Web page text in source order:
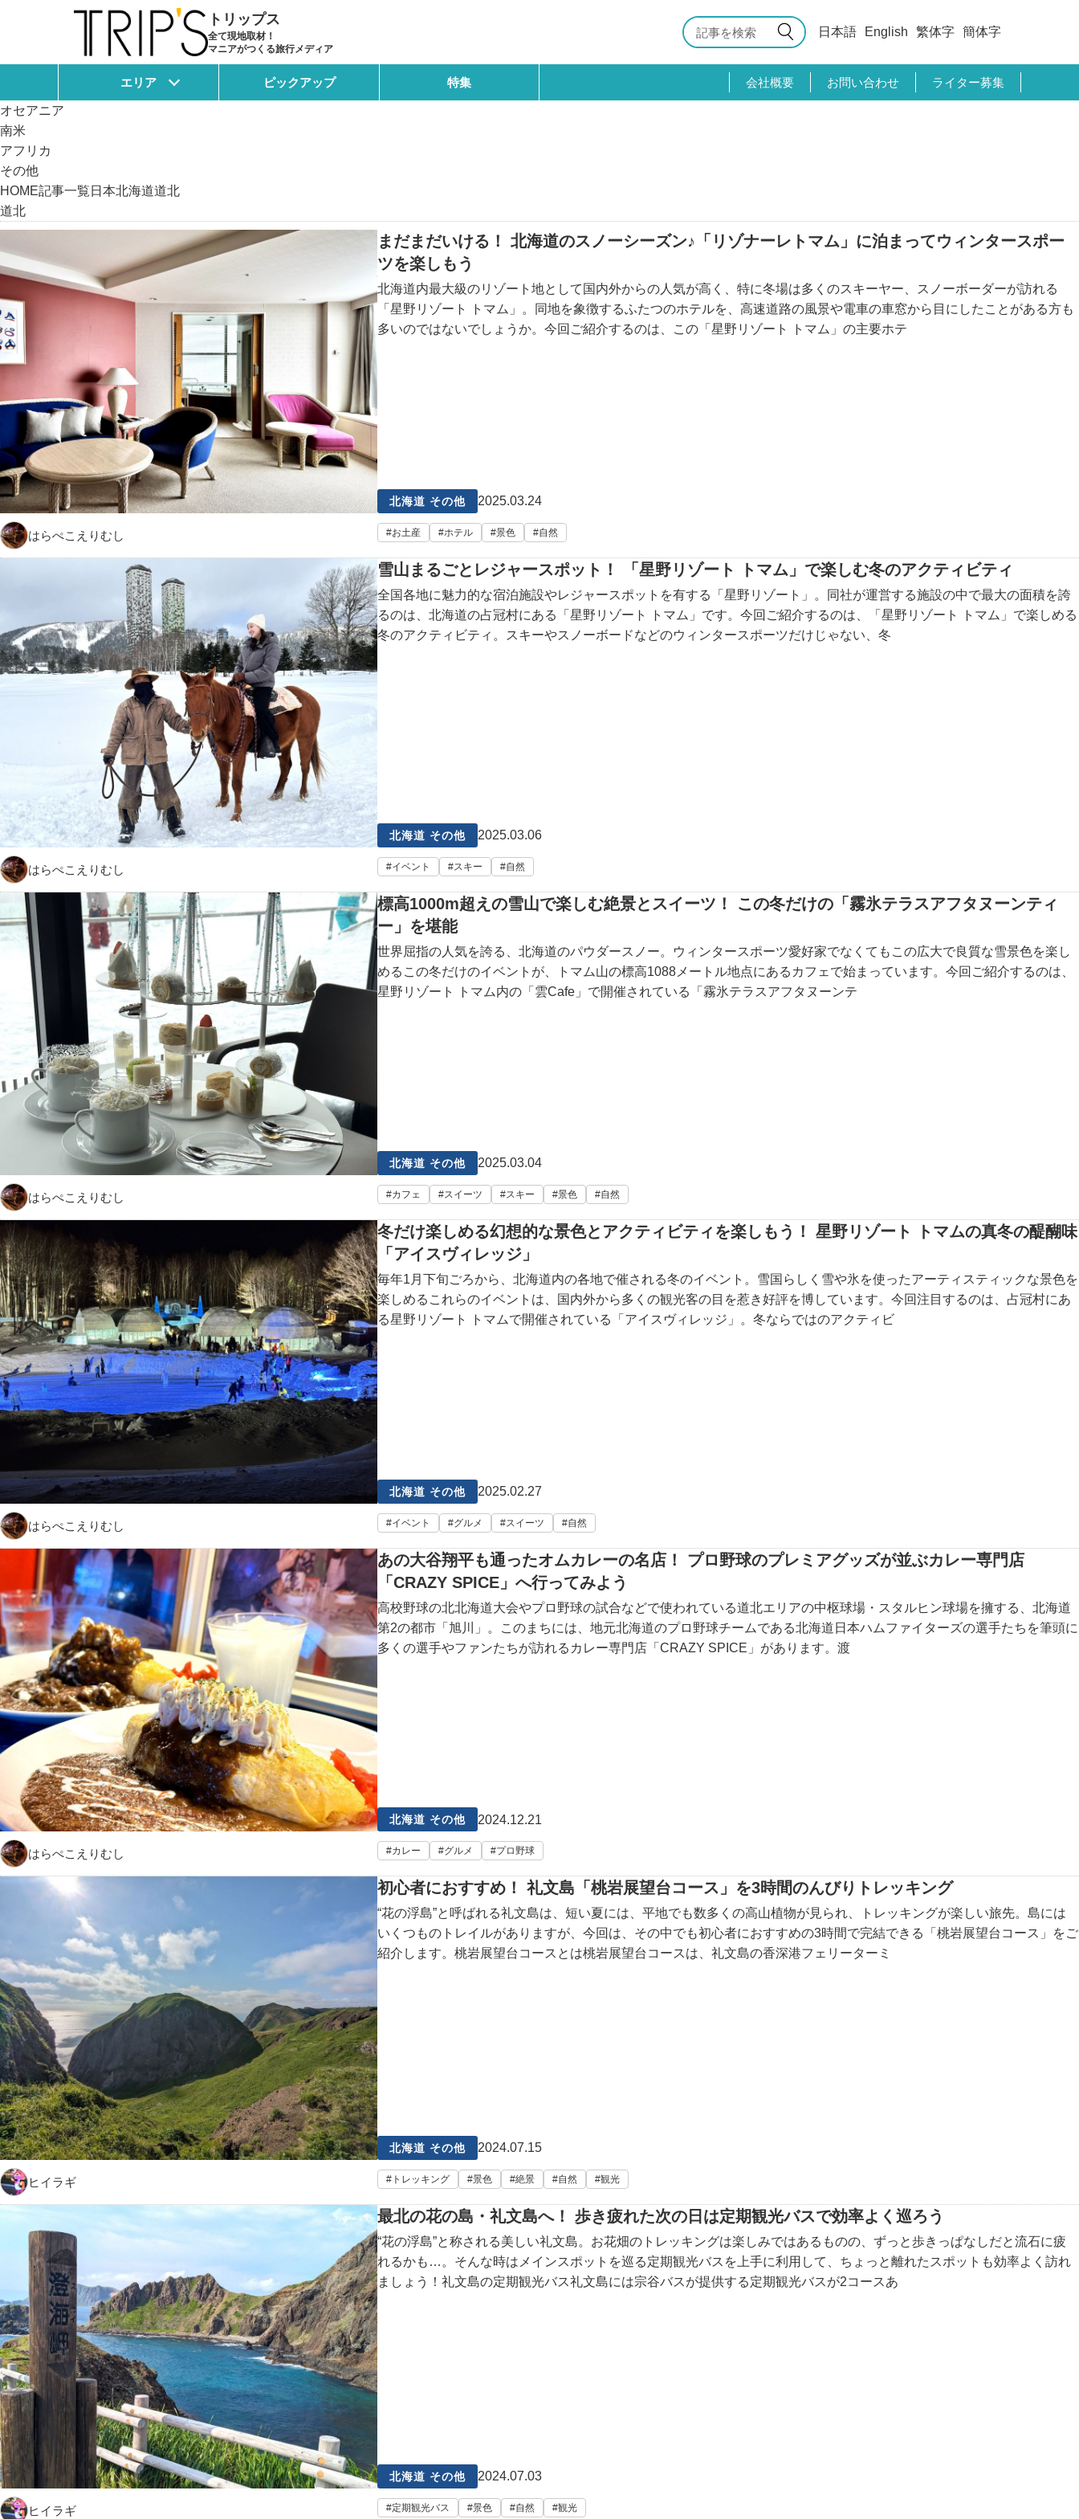
トリップス
全て現地取材！
マニアがつくる旅行メディア
日本語 English 繁体字 簡体字
エリア ピックアップ 特集 会社概要 お問い合わせ ライター募集
オセアニア
南米
アフリカ
その他
HOME記事一覧 日本北海道道北
道北
まだまだいける！ 北海道のスノーシーズン♪「リゾナーレトマム」に泊まってウィンタースポー
ツを楽しもう
北海道内最大級のリゾート地として国内外からの人気が高く、特に冬場は多くのスキーヤー、スノーボーダーが訪れる
「星野リゾート トマム」。同地を象徴するふたつのホテルを、高速道路の風景や電車の車窓から目にしたことがある方も
多いのではないでしょうか。今回ご紹介するのは、この「星野リゾート トマム」の主要ホテ
北海道 その他 2025.03.24
はらぺこえりむし お土産 ホテル 景色 自然
雪山まるごとレジャースポット！ 「星野リゾート トマム」で楽しむ冬のアクティビティ
全国各地に魅力的な宿泊施設やレジャースポットを有する「星野リゾート」。同社が運営する施設の中で最大の面積を誇
るのは、北海道の占冠村にある「星野リゾート トマム」です。今回ご紹介するのは、「星野リゾート トマム」で楽しめる
冬のアクティビティ。スキーやスノーボードなどのウィンタースポーツだけじゃない、冬
北海道 その他 2025.03.06
はらぺこえりむし イベント スキー 自然
標高1000m超えの雪山で楽しむ絶景とスイーツ！ この冬だけの「霧氷テラスアフタヌーンティ
ー」を堪能
世界屈指の人気を誇る、北海道のパウダースノー。ウィンタースポーツ愛好家でなくてもこの広大で良質な雪景色を楽し
めるこの冬だけのイベントが、トマム山の標高1088メートル地点にあるカフェで始まっています。今回ご紹介するのは、
星野リゾート トマム内の「雲Cafe」で開催されている「霧氷テラスアフタヌーンテ
北海道 その他 2025.03.04
はらぺこえりむし カフェ スイーツ スキー 景色 自然
冬だけ楽しめる幻想的な景色とアクティビティを楽しもう！ 星野リゾート トマムの真冬の醍醐味
「アイスヴィレッジ」
毎年1月下旬ごろから、北海道内の各地で催される冬のイベント。雪国らしく雪や氷を使ったアーティスティックな景色を
楽しめるこれらのイベントは、国内外から多くの観光客の目を惹き好評を博しています。今回注目するのは、占冠村にあ
る星野リゾート トマムで開催されている「アイスヴィレッジ」。冬ならではのアクティビ
北海道 その他 2025.02.27
はらぺこえりむし イベント グルメ スイーツ 自然
あの大谷翔平も通ったオムカレーの名店！ プロ野球のプレミアグッズが並ぶカレー専門店
「CRAZY SPICE」へ行ってみよう
高校野球の北北海道大会やプロ野球の試合などで使われている道北エリアの中枢球場・スタルヒン球場を擁する、北海道
第2の都市「旭川」。このまちには、地元北海道のプロ野球チームである北海道日本ハムファイターズの選手たちを筆頭に
多くの選手やファンたちが訪れるカレー専門店「CRAZY SPICE」があります。渡
北海道 その他 2024.12.21
はらぺこえりむし カレー グルメ プロ野球
初心者におすすめ！ 礼文島「桃岩展望台コース」を3時間のんびりトレッキング
“花の浮島”と呼ばれる礼文島は、短い夏には、平地でも数多くの高山植物が見られ、トレッキングが楽しい旅先。島には
いくつものトレイルがありますが、今回は、その中でも初心者におすすめの3時間で完結できる「桃岩展望台コース」をご
紹介します。桃岩展望台コースとは桃岩展望台コースは、礼文島の香深港フェリーターミ
北海道 その他 2024.07.15
ヒイラギ トレッキング 景色 絶景 自然 観光
最北の花の島・礼文島へ！ 歩き疲れた次の日は定期観光バスで効率よく巡ろう
“花の浮島”と称される美しい礼文島。お花畑のトレッキングは楽しみではあるものの、ずっと歩きっぱなしだと流石に疲
れるかも…。そんな時はメインスポットを巡る定期観光バスを上手に利用して、ちょっと離れたスポットも効率よく訪れ
ましょう！礼文島の定期観光バス礼文島には宗谷バスが提供する定期観光バスが2コースあ
北海道 その他 2024.07.03
ヒイラギ 定期観光バス 景色 自然 観光